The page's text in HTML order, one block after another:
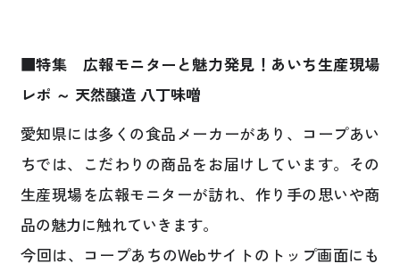
お店のチラシ
よくあるご質問
採用情報
■特集 広報モニターと魅力発見！あいち生産現場
レポ ～ 天然醸造 八丁味噌
愛知県には多くの食品メーカーがあり、コープあい
ちでは、こだわりの商品をお届けしています。その
生産現場を広報モニターが訪れ、作り手の思いや商
品の魅力に触れていきます。
今回は、コープあちのWebサイトのトップ画面にも